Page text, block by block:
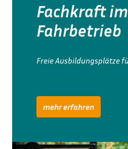
Fachkraft im
Fahrbetrieb
mehr erfahren